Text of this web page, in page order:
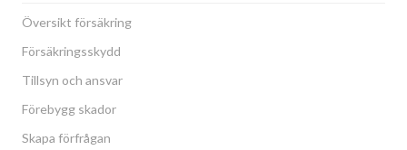
Översikt försäkring
Försäkringsskydd
Tillsyn och ansvar
Förebygg skador
Skapa förfrågan